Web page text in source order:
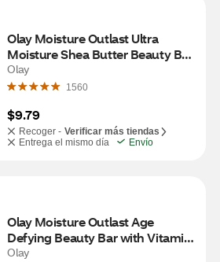
Olay Moisture Outlast Ultra
Moisture Shea Butter Beauty Bar
with Vitamin B3 Complex 3.17
OZ, 6 Bars
Olay
1560
$9.79
Recoger - Verificar más tiendas
Entrega el mismo día
Envío
Olay Moisture Outlast Age
Defying Beauty Bar with Vitamin
B3 Complex, 3.75 OZ, 6 Bars
Olay